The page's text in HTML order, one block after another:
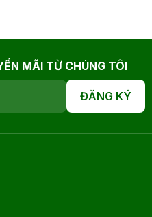
MÃI TỪ CHÚNG TÔI
ĐĂNG KÝ